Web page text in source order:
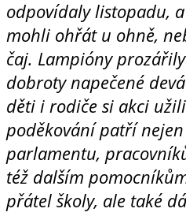
odpovídaly listopadu,
mohli ohřát u ohně,
čaj. Lampióny
dobroty napečené
děti i rodiče si akci
poděkování patří
parlamentu,
též dalším
přátel školy, ale také